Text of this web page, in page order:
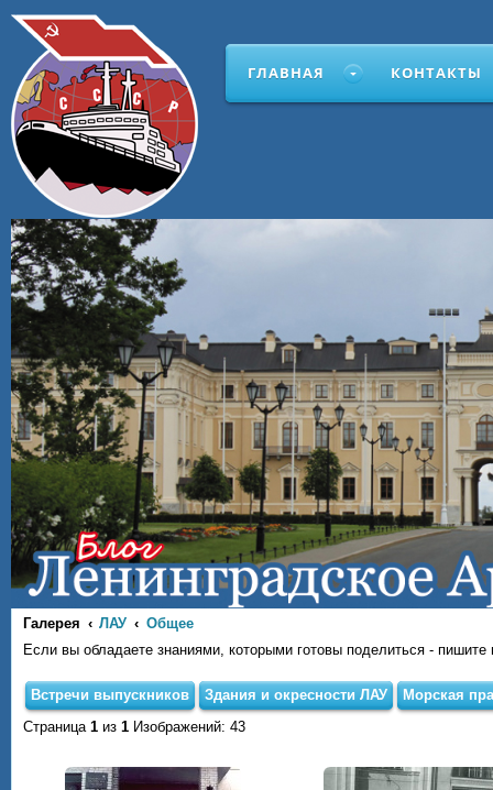
ГЛАВНАЯ КОНТАКТЫ
Галерея ЛАУ
Общее
Если вы обладаете знаниями, которыми готовы поделиться -
Встречи выпускников Здания и окресности ЛАУ
Морская
Страница 1 из 1 Изображений: 43